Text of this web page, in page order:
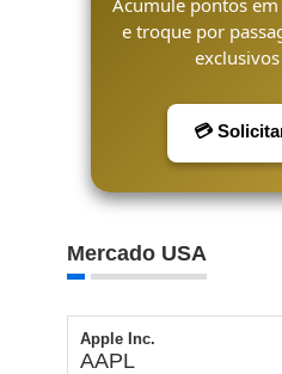
Acumule pontos
e troque por
exclusivos
💳
Mercado USA
Apple Inc.
AAPL